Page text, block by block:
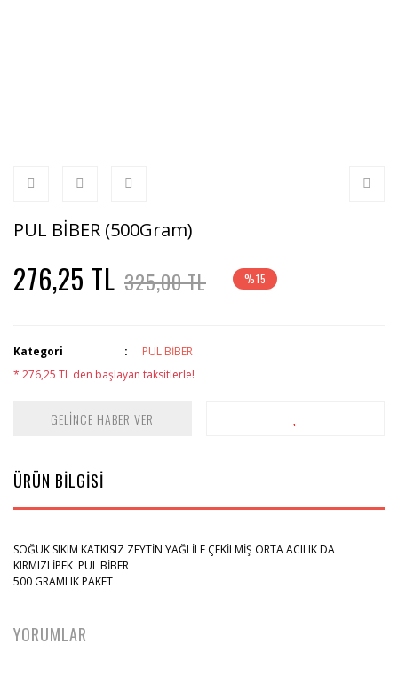
PUL BİBER (500Gram)
276,25 TL 325,00 TL %15
Kategori
PUL BİBER
* 276,25 TL den başlayan taksitlerle!
GELİNCE HABER VER
ÜRÜN BİLGİSİ
SOĞUK SIKIM KATKISIZ ZEYTİN YAĞI İLE ÇEKİLMİŞ ORTA ACILIK DA
KIRMIZI İPEK PUL BİBER
500 GRAMLIK PAKET
YORUMLAR